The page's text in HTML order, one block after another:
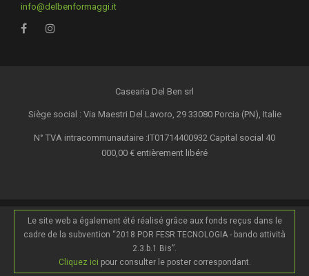
info@delbenformaggi.it
Casearia Del Ben srl
Siège social : Via Maestri Del Lavoro, 29 33080 Porcia (PN), Italie
N° TVA intracommunautaire :IT01714400932 Capital social 40
000,00 € entièrement libéré
Le site web a également été réalisé grâce aux fonds reçus dans le
cadre de la subvention “2018 POR FESR TECNOLOGIA - bando attività
2.3.b.1 Bis”.
Cliquez ici pour consulter le poster correspondant.